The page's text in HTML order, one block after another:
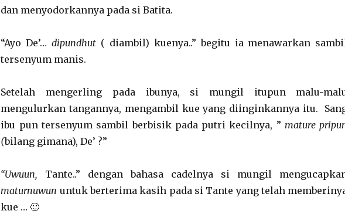
dan menyodorkannya pada si Batita.
“Ayo De’…dipundhut ( diambil) kuenya..” begitu ia menawarkan
tersenyum manis.
Setelah mengerling pada ibunya, si mungil itupun malu-
mengulurkan tangannya, mengambil kue yang diinginkannya itu.
ibu pun tersenyum sambil berbisik pada putri kecilnya, ” mature
(bilang gimana), De’ ?”
“Uwuun, Tante..” dengan bahasa cadelnya si mungil
maturnuwun untuk berterima kasih pada si Tante yang telah
kue … 🙂